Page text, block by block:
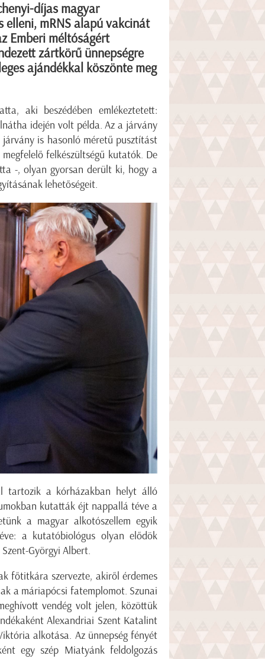
díjas magyar
mRNS alapú vakcinát
Emberi méltóságért
zártkörű ünnepségre
ajándékkal köszönte meg
aki beszédében emlékeztetett:
idején volt példa. Az a járvány
is hasonló méretű pusztítást
felkészültségű kutatók. De
-, olyan gyorsan derült ki, hogy a
lehetőségeit.
tartozik a kórházakban helyt álló
kutatták éjt nappallá téve a
a magyar alkotószellem egyik
a kutatóbiológus olyan elődök
Györgyi Albert.
főtitkára szervezte, akiről érdemes
a máriapócsi fatemplomot. Szunai
vendég volt jelen, közöttük
Alexandriai Szent Katalint
alkotása. Az ünnepség fényét
egy szép Miatyánk feldolgozás